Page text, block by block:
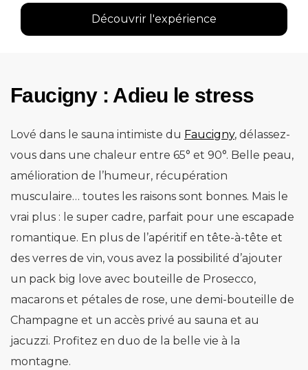
Découvrir l'expérience
Faucigny : Adieu le stress
Lové dans le sauna intimiste du Faucigny, délassez-
vous dans une chaleur entre 65° et 90°. Belle peau,
amélioration de l’humeur, récupération
musculaire… toutes les raisons sont bonnes. Mais le
vrai plus : le super cadre, parfait pour une escapade
romantique. En plus de l’apéritif en tête-à-tête et
des verres de vin, vous avez la possibilité d’ajouter
un pack big love avec bouteille de Prosecco,
macarons et pétales de rose, une demi-bouteille de
Champagne et un accès privé au sauna et au
jacuzzi. Profitez en duo de la belle vie à la
montagne.